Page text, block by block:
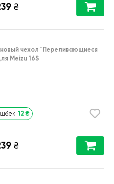
₴
чехол "Переливающиеся
Meizu 16S
12 ₴
₴